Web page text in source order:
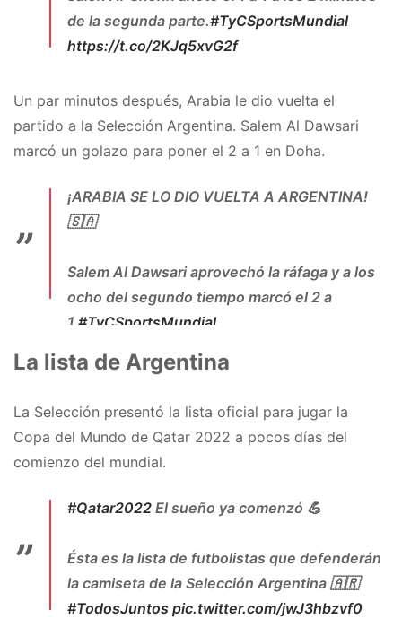
de la segunda parte.#TyCSportsMundial
https://t.co/2KJq5xvG2f
2022
Un par minutos después, Arabia le dio vuelta el
partido a la Selección Argentina. Salem Al Dawsari
marcó un golazo para poner el 2 a 1 en Doha.
¡ARABIA SE LO DIO VUELTA A ARGENTINA!
🇸🇦
Salem Al Dawsari aprovechó la ráfaga y a los
ocho del segundo tiempo marcó el 2 a
1. #TyCSportsMundial
La lista de Argentina
La Selección presentó la lista oficial para jugar la
Copa del Mundo de Qatar 2022 a pocos días del
comienzo del mundial.
#Qatar2022 El sueño ya comenzó 💪
Ésta es la lista de futbolistas que defenderán
la camiseta de la Selección Argentina 🇦🇷
#TodosJuntos pic.twitter.com/jwJ3hbzvf0